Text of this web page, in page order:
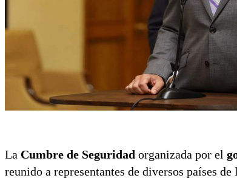
La Cumbre de Seguridad organizada por el
reunido a representantes de diversos países